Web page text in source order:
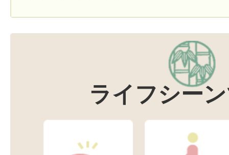
ライフシー